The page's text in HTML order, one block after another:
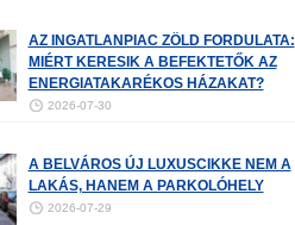
AZ INGATLANPIAC ZÖLD FORDULATA:
MIÉRT KERESIK A BEFEKTETŐK AZ
ENERGIATAKARÉKOS HÁZAKAT?
2026-07-30
A BELVÁROS ÚJ LUXUSCIKKE NEM A
LAKÁS, HANEM A PARKOLÓHELY
2026-07-29